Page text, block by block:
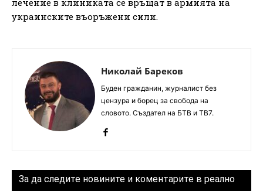
лечение в клиниката се връщат в армията на
украинските въоръжени сили.
Николай Бареков
Буден гражданин, журналист без
цензура и борец за свобода на
словото. Създател на БТВ и ТВ7.
За да следите новините и коментарите в реално